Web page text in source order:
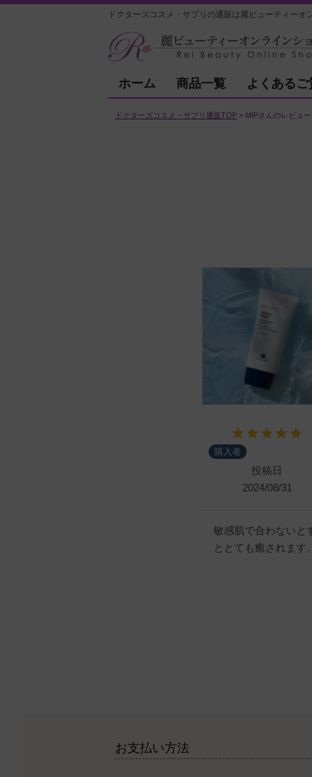
ドクターズコスメ・サプリの通販は麗ビューティーオ
ホーム 商品一覧 よくあるご
ドクターズコスメ・サプリ通販TOP MIPさんのレビュー
購入者
投稿日
2024/08/31
敏感肌で合わないと
ととても癒されます
お支払い方法